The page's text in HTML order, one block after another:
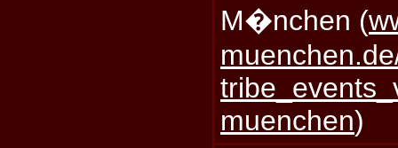
M�nchen (
muenchen)